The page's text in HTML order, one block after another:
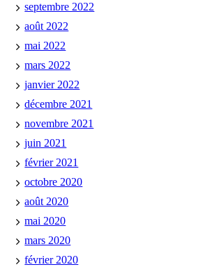
septembre 2022
août 2022
mai 2022
mars 2022
janvier 2022
décembre 2021
novembre 2021
juin 2021
février 2021
octobre 2020
août 2020
mai 2020
mars 2020
février 2020